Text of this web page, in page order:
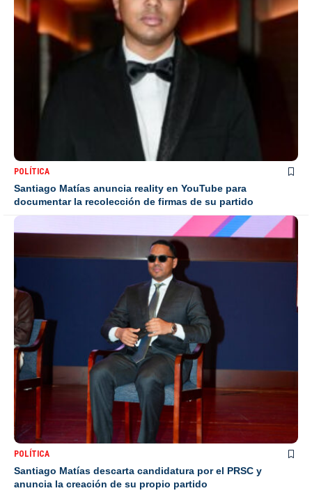
POLÍTICA
Santiago Matías anuncia reality en YouTube para
documentar la recolección de firmas de su partido
POLÍTICA
Santiago Matías descarta candidatura por el PRSC y
anuncia la creación de su propio partido